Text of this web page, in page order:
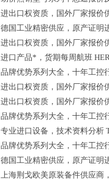
进出口权资质，国外厂家报价
德国工业精密供应，原产证明
进出口权资质，国外厂家报价
进口产品*，货期每周航班
品牌优势系列大全，十年工控
进出口权资质，国外厂家报价
进出口权资质，国外厂家报价
品牌优势系列大全，十年工控
专业进口设备，技术资料分析
品牌优势系列大全，十年工控
德国工业精密供应，原产证明
上海荆戈欧美原装备件供应商